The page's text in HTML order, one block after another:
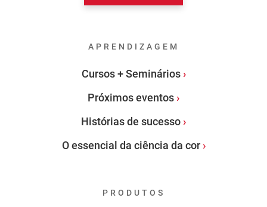
APRENDIZAGEM
Cursos + Seminários
Próximos eventos
Histórias de sucesso
O essencial da ciência da cor
PRODUTOS